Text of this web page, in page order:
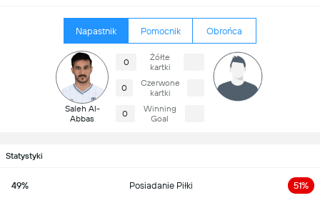
Napastnik Pomocnik Obrońca
Saleh Al-
Abbas
0
Żółte
kartki
0
Czerwone
kartki
0
Winning
Goal
Statystyki
49% Posiadanie Piłki 51%